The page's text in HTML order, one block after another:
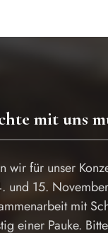
mit uns
wir für unser
und 15.
mit
einer Pauke.